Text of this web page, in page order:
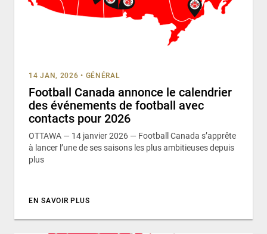
14 JAN, 2026 • GÉNÉRAL
Football Canada annonce le calendrier
des événements de football avec
contacts pour 2026
OTTAWA — 14 janvier 2026 — Football Canada s’apprête
à lancer l’une de ses saisons les plus ambitieuses depuis
plus
EN SAVOIR PLUS